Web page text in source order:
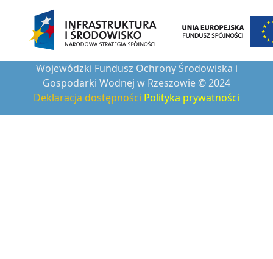
Wojewódzki Fundusz Ochrony Środowiska i
Gospodarki Wodnej w Rzeszowie © 2024
Deklaracja dostępności Polityka prywatności